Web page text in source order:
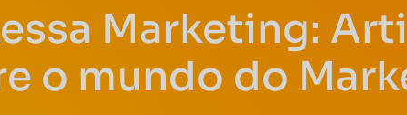
Marketing:
o mundo do